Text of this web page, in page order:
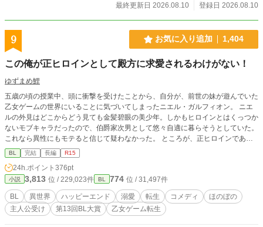
最終更新日 2026.08.10
登録日 2026.08.10
9 お気に入り追加 1,404
この俺が正ヒロインとして殿方に求愛されるわけがない！
ゆずまめ鯉
五歳の頃の授業中、頭に衝撃を受けたことから、自分が、前世の妹が遊んでいた
乙女ゲームの世界にいることに気づいてしまったニエル・ガルフィオン。 ニエ
ルの外見はどこからどう見ても金髪碧眼の美少年。しかもヒロインとはくっつか
ないモブキャラだったので、伯爵家次男として悠々自適に暮らそうとしていた。
これなら異性にもモテると信じて疑わなかった。 ところが、正ヒロインである
イリーナと結ばれるはずのチート級メインキャラであるユージン・アイアンズが
熱心に構うのは、モブで攻略対象外のニエルで……！？ ★はキス以上の内容の
ときにサブタイトルにつけています。 ユージン・アイアンズ(19)×ニエル・ガル
フィオン(19) 公爵家嫡男と伯爵家次男の同い年の乙女ゲー転生BLです。
BL 完結 長編 R15
24h.ポイント 376pt
小説 3,813 位 / 229,023件 BL 774 位 / 31,497件
BL 異世界 ハッピーエンド 溺愛 転生 コメディ
ほのぼの
主人公受け
第13回BL大賞 乙女ゲーム転生